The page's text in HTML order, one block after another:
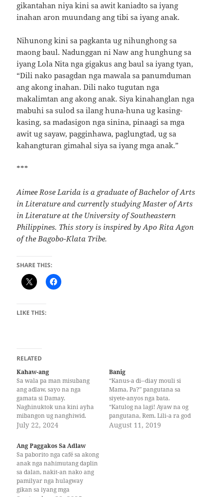
gikantahan niya kini sa awit kaniadto sa iyang
inahan aron muundang ang tibi sa iyang anak.
Nihunong kini sa pagkanta ug nihunghong sa
maong baul. Nadunggan ni Naw ang hunghung sa
iyang Lola Nita nga gigakus ang baul sa iyang tyan,
“Dili nako pasagdan nga mawala sa panumduman
ang akong inahan. Dili nako tugutan nga
makalimtan ang akong anak. Siya kinahanglan nga
mabuhi sa sulod sa ilang huna-huna ug kasing-
kasing, sa madasigon nga sinina, pinaagi sa mga
awit ug sayaw, pagginhawa, paglungtad, ug sa
kahangturan gimahal siya sa iyang mga anak.”
***
Aimee Rose Larida is a graduate of Bachelor of Arts
in Literature and currently studying Master of Arts
in Literature at the University of Southeastern
Philippines. This story is inspired by Apo Rita Agon
of the Bagobo-Klata Tribe.
SHARE THIS:
LIKE THIS:
RELATED
Kahaw-ang
Sa wala pa man misubang
ang adlaw, sayo na nga
gamata si Damay.
Naghinuktok una kini ayha
mibangon ug nanghiwid.
Migawas kini sa gamayng
nga amakan ug mibati sa
gasang dala sa kabuntagon.
Mihapyod dayon sa iyang
panit ang hangin nga may
dalang gabon — hinungdan…
July 22, 2024
Banig
“Kanus-a di--diay mouli si
Mama, Pa?” pangutana sa
siyete-anyos nga bata.
“Katulog na lagi! Ayaw na og
pangutana, Rem. Lili-a ra god
ang langit. Talagsaon na lang
August 11, 2019
Ang Paggakos Sa Adlaw
Sa paborito nga café sa akong
anak nga nahimutang daplin
sa dalan, nakit-an nako ang
pamilyar nga hulagway
gikan sa iyang mga